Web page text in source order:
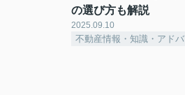
の選び方も解説
2025.09.10
不動産情報・知識・アドバ